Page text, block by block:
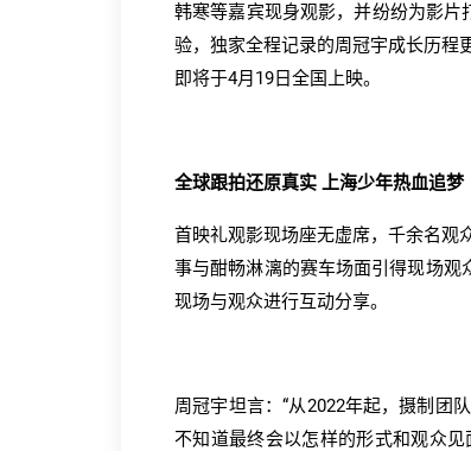
韩寒等嘉宾现身观影，并纷纷为影
验，独家全程记录的周冠宇成长历程
即将于4月19日全国上映。
全球跟拍还原真实 上海少年热血追梦
首映礼观影现场座无虚席，千余名观
事与酣畅淋漓的赛车场面引得现场观
现场与观众进行互动分享。
周冠宇坦言：“从2022年起，摄制团
不知道最终会以怎样的形式和观众